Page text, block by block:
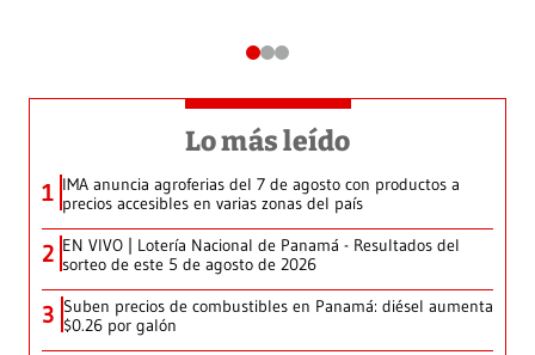
Lo más leído
1 IMA anuncia agroferias del 7 de agosto con productos a
precios accesibles en varias zonas del país
2 EN VIVO | Lotería Nacional de Panamá - Resultados del
sorteo de este 5 de agosto de 2026
3 Suben precios de combustibles en Panamá: diésel aumenta
$0.26 por galón